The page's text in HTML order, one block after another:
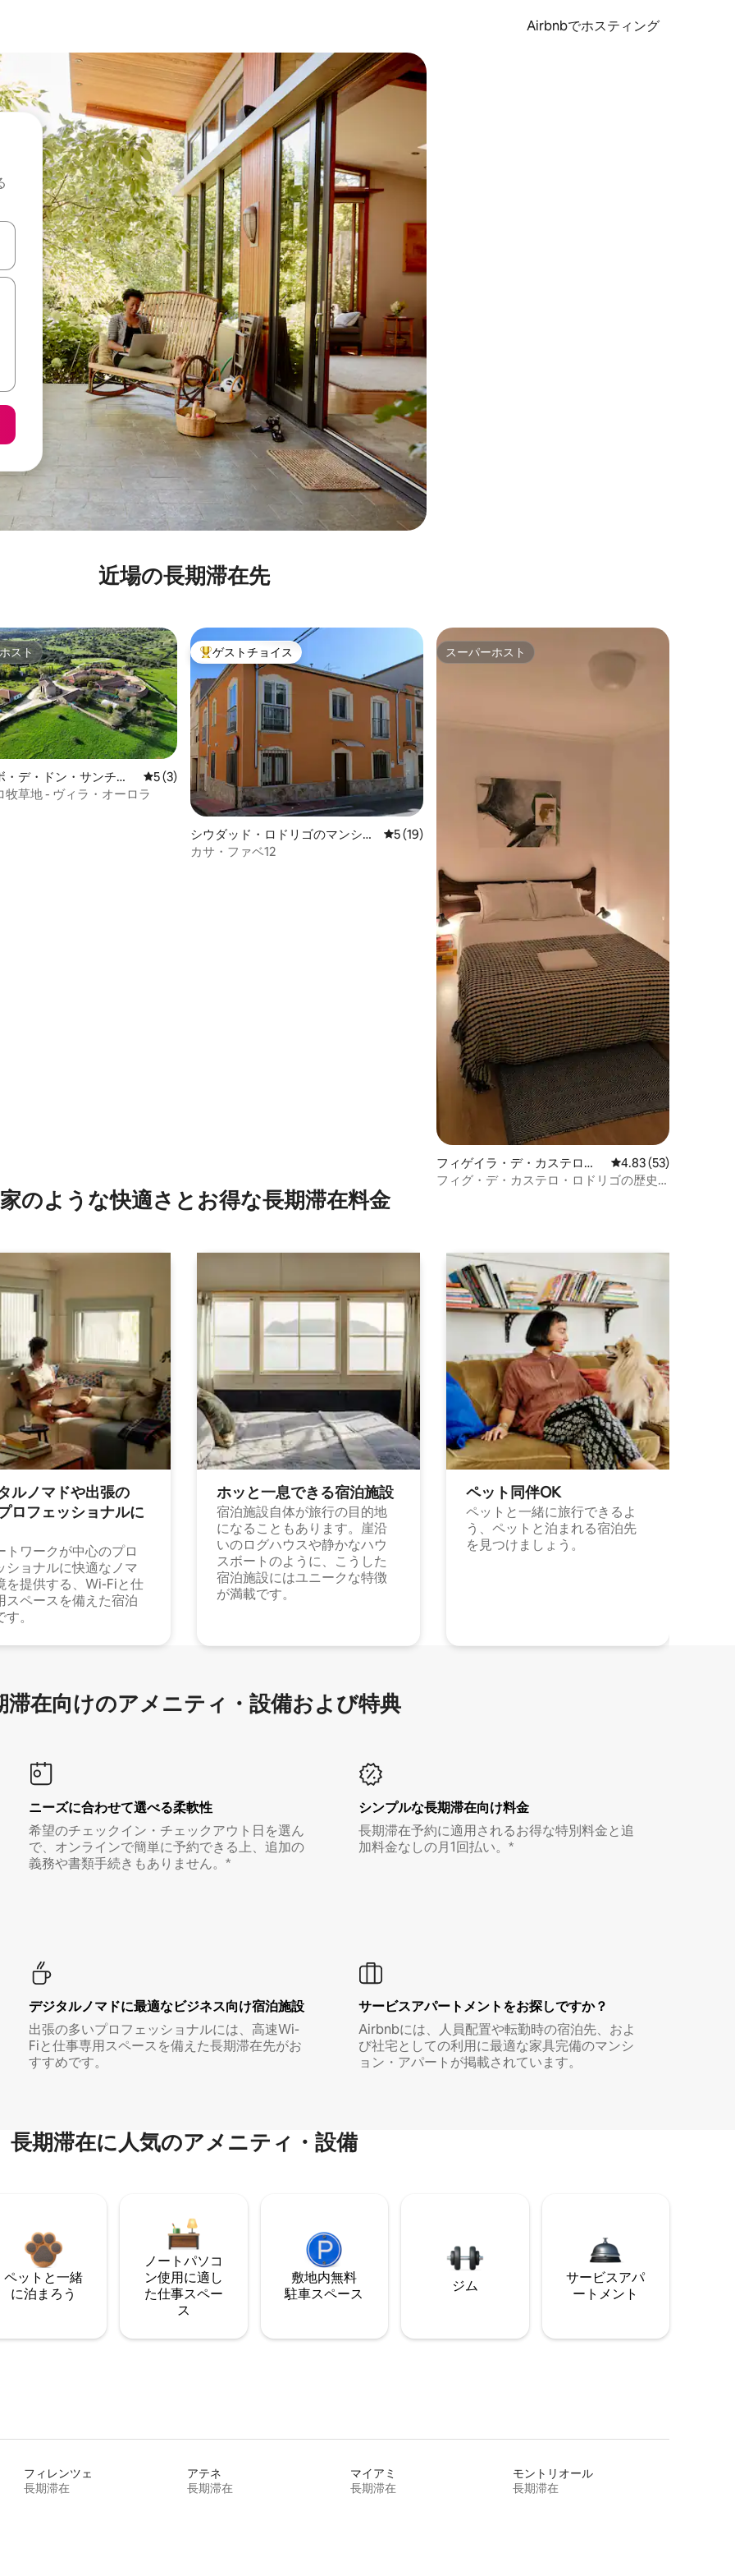
Airbnbでホスティング
動するか、画面をタッチまたはスワイプして検索結果を確認することができます。
近場の長期滞在先
つ星の平均評価
スト
スト
・デ・ドン・サンチョ レビュー3件、5つ星中5つ星の平均評価
5 (3)
牧草地 - ヴィラ・オーロラ
大好評のゲストチョイスです。
ゲストチョイス
シウダッド・ロドリゴのマンショ
ン・アパート
レビュー19件、5つ星中5つ星の平均評価
5 (19)
カサ・ファベ12
スーパーホスト
スーパーホスト
フィゲイラ・デ・カステロ・
ロドリゴのマンション・アパ
レビュー53件、5つ
4.83 (53)
フィグ・デ・カステロ・ロドリゴの歴史
のような快⁠適⁠さ⁠とお⁠得⁠な長⁠期⁠滞⁠在料⁠金
ルノマドや出⁠張⁠の
ロ⁠フ⁠ェ⁠ッ⁠シ⁠ョ⁠ナ⁠ル⁠に
トワークが中心のプロ
ショナルに快適なノマ
を提供する、Wi-Fiと仕
スペースを備えた宿泊
。
ホッと一⁠息⁠で⁠き⁠る宿⁠泊施⁠設
宿泊施設自体が旅行の目的地
になることもあります。崖沿
いのログハウスや静かなハウ
スボートのように、こうした
宿泊施設にはユニークな特徴
が満載です。
ペット同⁠伴OK
ペットと一緒に旅行できるよ
う、ペットと泊まれる宿泊先
を見つけましょう。
滞在向け⁠のア⁠メ⁠ニ⁠テ⁠ィ⁠・設⁠備⁠および特⁠典
ニーズに合わせて選べる柔軟性
希望のチェックイン・チェックアウト日を選ん
で、オンラインで簡単に予約できる上、追加の
義務や書類手続きもありません。*
シンプルな長期滞在向け料金
長期滞在予約に適用されるお得な特別料金と追
加料金なしの月1回払い。*
デジタルノマド⁠に最⁠適⁠なビ⁠ジ⁠ネ⁠ス⁠向⁠け宿⁠泊⁠施⁠設
出張の多いプロフェッショナルには、高速Wi-
Fiと仕事専用スペースを備えた長期滞在先がお
すすめです。
サービスアパートメントをお探しですか？
Airbnbには、人員配置や転勤時の宿泊先、およ
び社宅としての利用に最適な家具完備のマンシ
ョン・アパートが掲載されています。
長期滞在に人気のアメニティ・設備
ペットと一緒
に泊まろう
ノートパソコ
ン使用に適し
た仕事スペー
ス
敷地内無料
駐⁠車ス⁠ペ⁠ー⁠ス
ジム
サービスアパ
ートメント
フィレンツェ
長期滞在
アテネ
長期滞在
マイアミ
長期滞在
モントリオール
長期滞在